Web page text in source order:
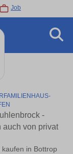
Job
-
auch von privat
in Bottrop